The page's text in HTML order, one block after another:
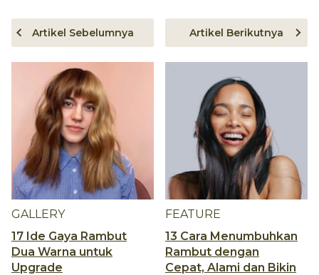
GALLERY
17 Ide Gaya Rambut
Dua Warna untuk
Upgrade
Artikel Sebelumnya
FEATURE
13 Cara Menumbuhkan
Rambut dengan
Cepat, Alami dan Bikin
Artikel Berikutnya